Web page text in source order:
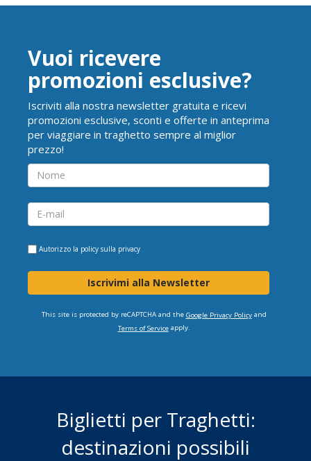
Vuoi ricevere
promozioni esclusive?
Iscriviti alla nostra newsletter gratuita e ricevi
promozioni esclusive, sconti e offerte in anteprima
per viaggiare in traghetto sempre al miglior
prezzo!
Autorizzo la policy sulla privacy
Iscrivimi alla Newsletter
This site is protected by reCAPTCHA and the Google Privacy Policyand
Terms of Serviceapply.
Biglietti per Traghetti:
destinazioni possibili